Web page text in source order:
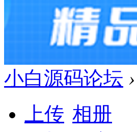
小白源码论坛 ›
上传 相册